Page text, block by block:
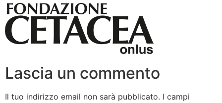
Lascia un commento
Il tuo indirizzo email non sarà pubblicato. I campi